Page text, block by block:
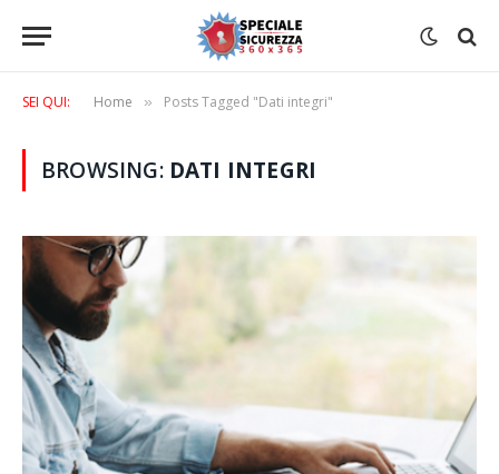
SEI QUI: Home » Posts Tagged "Dati integri"
BROWSING: DATI INTEGRI